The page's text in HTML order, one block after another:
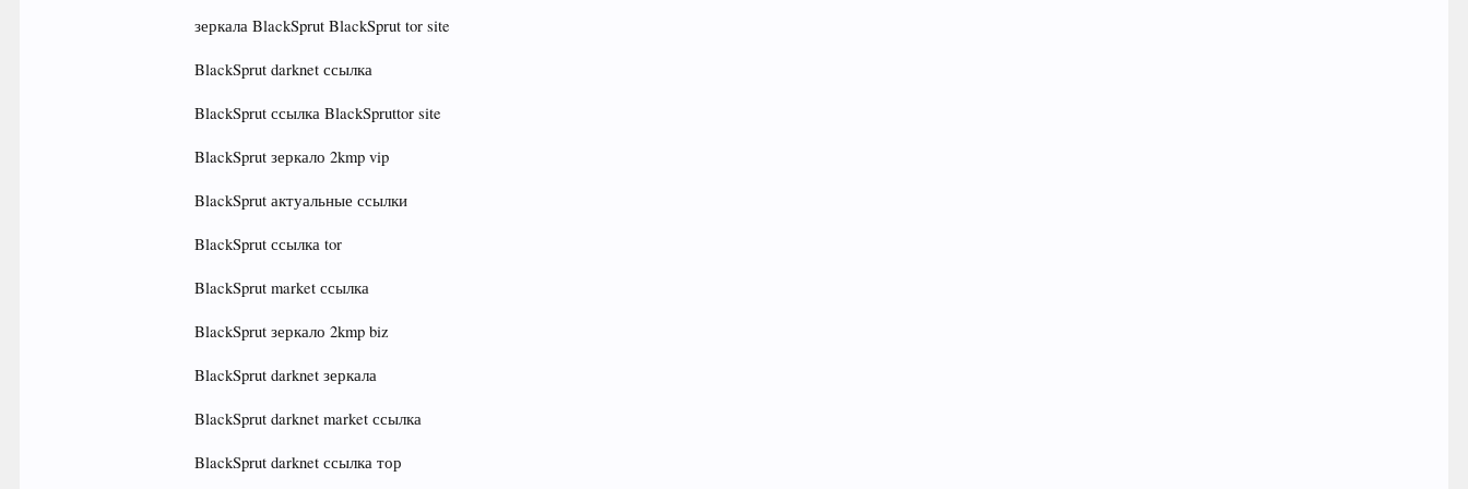
зеркала BlackSprut BlackSprut tor site
BlackSprut darknet ссылка
BlackSprut ссылка BlackSpruttor site
BlackSprut зеркало 2kmp vip
BlackSprut актуальные ссылки
BlackSprut ссылка tor
BlackSprut market ссылка
BlackSprut зеркало 2kmp biz
BlackSprut darknet зеркала
BlackSprut darknet market ссылка
BlackSprut darknet ссылка тор